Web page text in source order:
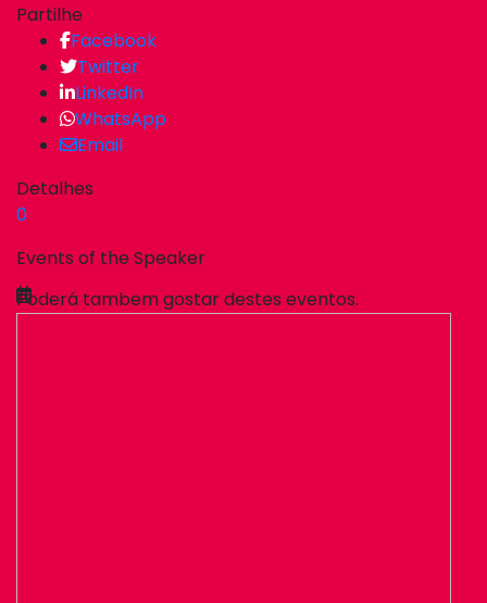
Partilhe
Facebook
Twitter
LinkedIn
WhatsApp
Email
Detalhes
0
Events of the Speaker
Poderá tambem gostar destes eventos.